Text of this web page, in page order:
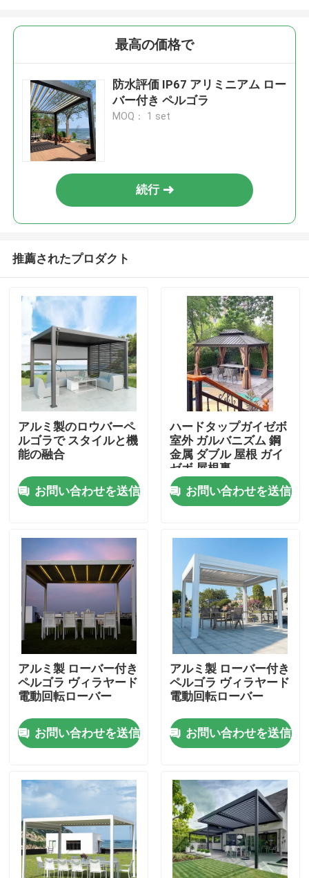
家
私達について
工場旅行
品質管理
私達に連絡しなさい
ニュース
引用を要求しなさい
アルミニウム テラスのパーゴラ
アルミニウム ルーバー付きのパーゴラ
最高の価格で
防水評価 IP67 アリミニアム ロー
バー付き ペルゴラ
MOQ： 1 set
続行
推薦されたプロダクト
アルミ製のロウバーペ
ルゴラで スタイルと機
能の融合
お問い合わせを送信
ハードタップガイゼボ
室外 ガルバニズム 鋼
金属 ダブル 屋根 ガイ
ゼボ 屋根裏
お問い合わせを送信
アルミ製 ローバー付き
ペルゴラ ヴィラヤード
電動回転ローバー
お問い合わせを送信
アルミ製 ローバー付き
ペルゴラ ヴィラヤード
電動回転ローバー
お問い合わせを送信